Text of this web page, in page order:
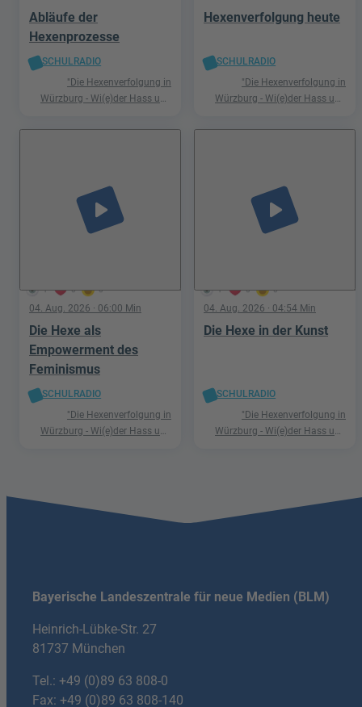
Abläufe der
Hexenprozesse
SCHULRADIO
"Die Hexenverfolgung in
Würzburg - Wi(e)der Hass und
Hexenverfolgung heute
SCHULRADIO
"Die Hexenverfolgung in
Würzburg - Wi(e)der Hass und
1 0 0
play_arrow
04. Aug. 2026 · 06:00 Min
Die Hexe als
Empowerment des
Feminismus
SCHULRADIO
"Die Hexenverfolgung in
Würzburg - Wi(e)der Hass und
1 0 0
play_arrow
04. Aug. 2026 · 04:54 Min
Die Hexe in der Kunst
SCHULRADIO
"Die Hexenverfolgung in
Würzburg - Wi(e)der Hass und
Bayerische Landeszentrale für neue Medien (BLM)
Heinrich-Lübke-Str. 27
81737 München
Tel.: +49 (0)89 63 808-0
Fax: +49 (0)89 63 808-140